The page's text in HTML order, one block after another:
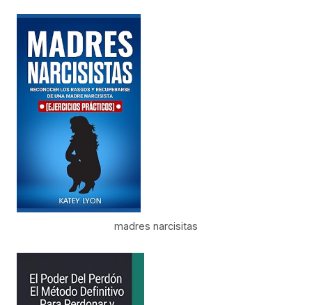
madres narcisitas